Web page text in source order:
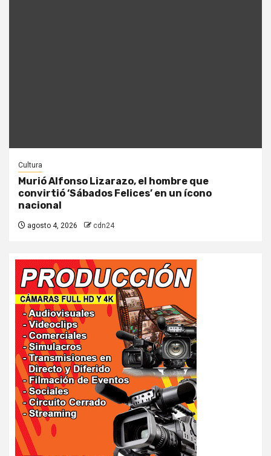
Cultura
Murió Alfonso Lizarazo, el hombre que
convirtió ‘Sábados Felices’ en un ícono
nacional
agosto 4, 2026 cdn24